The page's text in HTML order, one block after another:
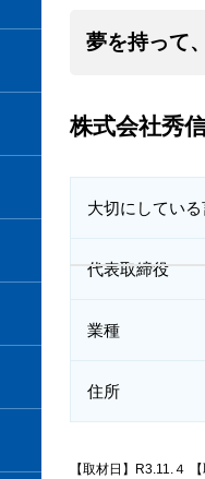
夢を持って
株式会社秀
大切にしてい
代表取締役
業種
住所
【取材日】R3.11.４